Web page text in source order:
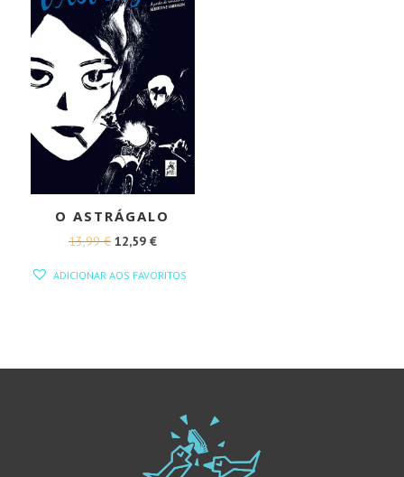
O ASTRÁGALO
13,99€ O
12,59 €O
ADICIONAR AOS FAVORITOS